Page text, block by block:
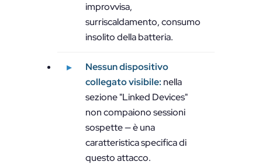
improvvisa,
surriscaldamento, consumo
insolito della batteria.
Nessun dispositivo
collegato visibile: nella
sezione "Linked Devices"
non compaiono sessioni
sospette — è una
caratteristica specifica di
questo attacco.